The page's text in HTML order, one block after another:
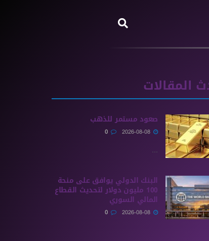
المقالات
صعود مستمر للذهب
...
البنك الدولي يوافق على منحة
100 مليون دولار لتحديث القطاع
المالي السوري